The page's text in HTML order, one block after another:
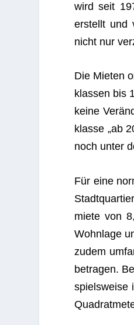
wird seit
erstellt und
nicht nur
Die Mie­ten
klas­sen bis
keine
klasse „ab
noch unter
Für eine
miete von
Wohn­lage
zudem
betra­gen.
spiels­weise